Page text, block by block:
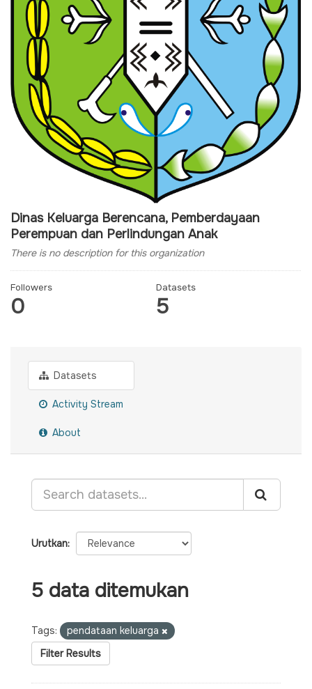
Dinas Keluarga Berencana, Pemberdayaan
Perempuan dan Perlindungan Anak
There is no description for this organization
Followers
0
Datasets
5
Datasets
Activity Stream
About
Urutkan
5 data ditemukan
Tags:
pendataan keluarga
Filter Results